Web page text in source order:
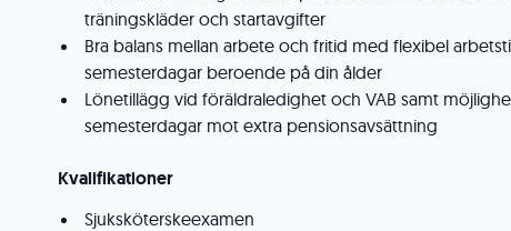
träningskläder och startavgifter
Bra balans mellan arbete och fritid med flexibel
semesterdagar beroende på din ålder
Lönetillägg vid föräldraledighet och VAB samt
semesterdagar mot extra pensionsavsättning
Kvalifikationer
Sjuksköterskeexamen